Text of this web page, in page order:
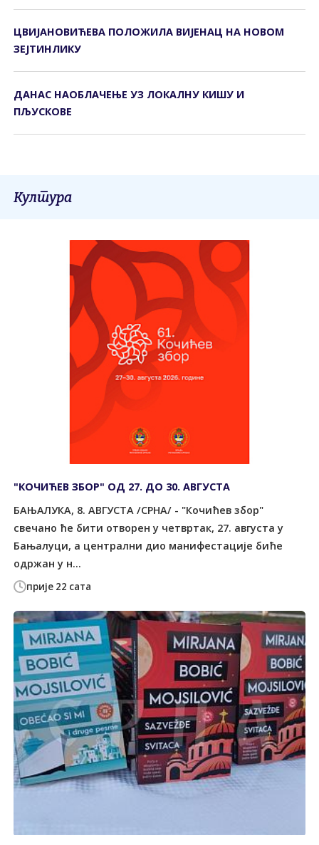
ЦВИЈАНОВИЋЕВА ПОЛОЖИЛА ВИЈЕНАЦ НА НОВОМ
ЗЕЈТИНЛИКУ
ДАНАС НАОБЛАЧЕЊЕ УЗ ЛОКАЛНУ КИШУ И
ПЉУСКОВЕ
Култура
прије 22 сата
"КОЧИЋЕВ ЗБОР" ОД 27. ДО 30. АВГУСТА
БАЊАЛУКА, 8. АВГУСТА /СРНА/ - "Кочићев збор"
свечано ће бити отворен у четвртак, 27. августа у
Бањалуци, а централни дио манифестације биће
одржан у н...